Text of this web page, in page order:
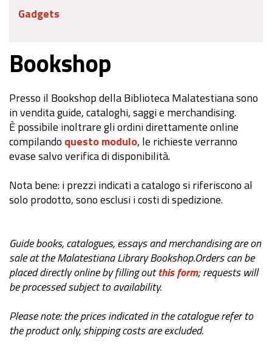
Bookshop
Presso il Bookshop della Biblioteca Malatestiana sono
in vendita guide, cataloghi, saggi e merchandising.
È possibile inoltrare gli ordini direttamente online
compilando questo modulo, le richieste verranno
evase salvo verifica di disponibilità.
Nota bene: i prezzi indicati a catalogo si riferiscono al
solo prodotto, sono esclusi i costi di spedizione.
Guide books, catalogues, essays and merchandising are on
sale at the Malatestiana LibraryBookshop.Orders can be
placed directly online by filling outthis form; requests will
be processedsubject to availability.
Please note: the prices indicated in the catalogue refer to
the product only, shipping costsare excluded.
Gadgets